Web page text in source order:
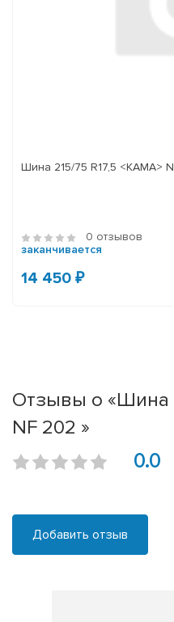
0 отзывов
заканчивается
14 450 ₽
Отзывы о «Шина
NF 202 »
0.0
Добавить отзыв